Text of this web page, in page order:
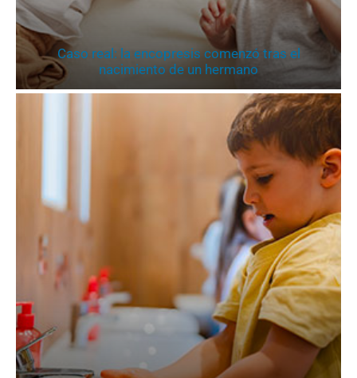
Caso real: la encopresis comenzó tras el
nacimiento de un hermano